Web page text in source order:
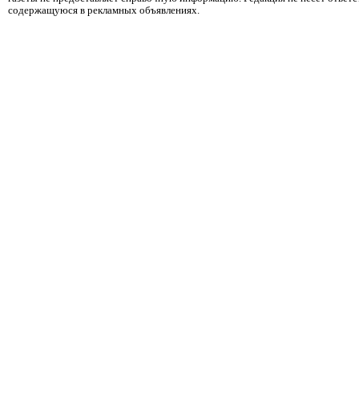
содержащуюся в рекламных объявлениях.